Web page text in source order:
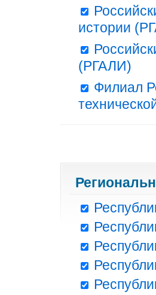
истории
(РГАЛИ)
Филиал